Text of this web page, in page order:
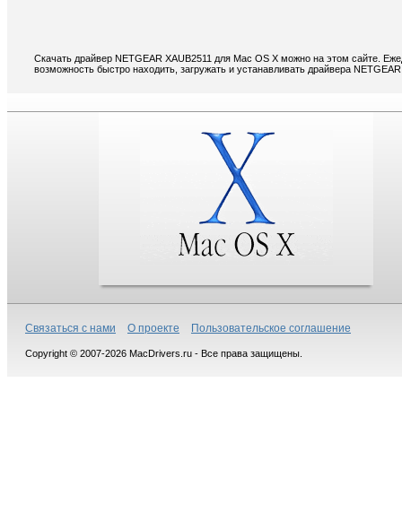
Скачать драйвер NETGEAR XAUB2511 для Mac OS X можно на этом сайте.
возможность быстро находить, загружать и устанавливать драйвера
Связаться с нами О проекте Пользовательское соглашение
Copyright © 2007-2026 MacDrivers.ru - Все права защищены.